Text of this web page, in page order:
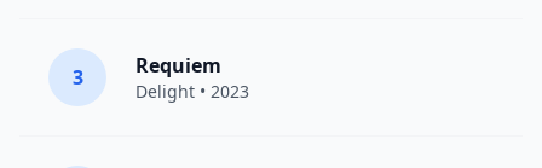
3 Requiem
Delight • 2023